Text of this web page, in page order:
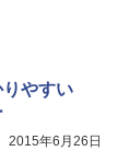
りやすい
2015年6月26日